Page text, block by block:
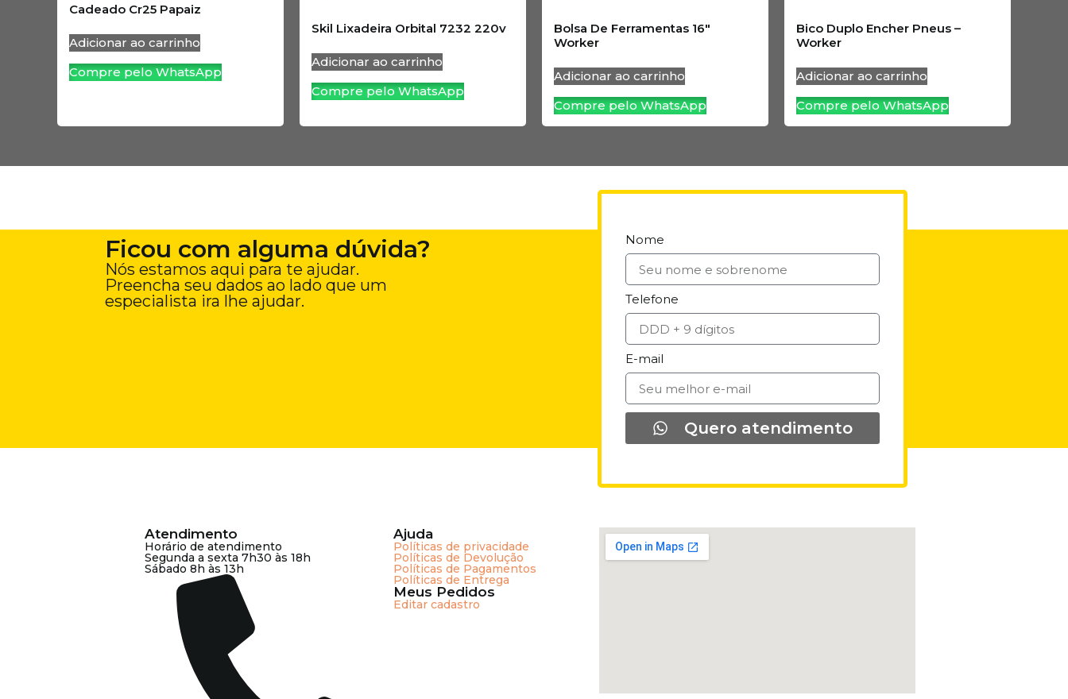
Cadeado Cr25 Papaiz
Adicionar ao carrinho
Compre pelo WhatsApp
Skil Lixadeira Orbital 7232 220v
Adicionar ao carrinho
Compre pelo WhatsApp
Bolsa De Ferramentas 16″
Worker
Adicionar ao carrinho
Compre pelo WhatsApp
Bico Duplo Encher Pneus –
Worker
Adicionar ao carrinho
Compre pelo WhatsApp
Ficou com alguma dúvida?
Nós estamos aqui para te ajudar.
Preencha seu dados ao lado que um
especialista ira lhe ajudar.
Nome
Telefone
E-mail
Quero atendimento
Atendimento
Horário de atendimento
Segunda a sexta 7h30 às 18h
Sábado 8h às 13h
Ajuda
Políticas de privacidade
Políticas de Devolução
Políticas de Pagamentos
Políticas de Entrega
Meus Pedidos
Editar cadastro